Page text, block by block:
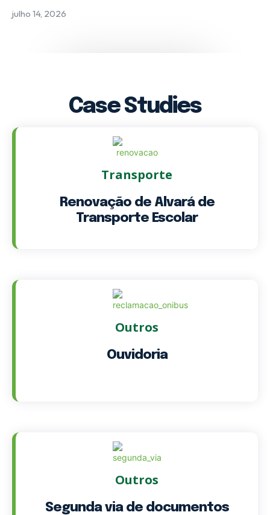
julho 14, 2026
Case Studies
Transporte
Renovação de Alvará de
Transporte Escolar
Outros
Ouvidoria
Outros
Segunda via de documentos